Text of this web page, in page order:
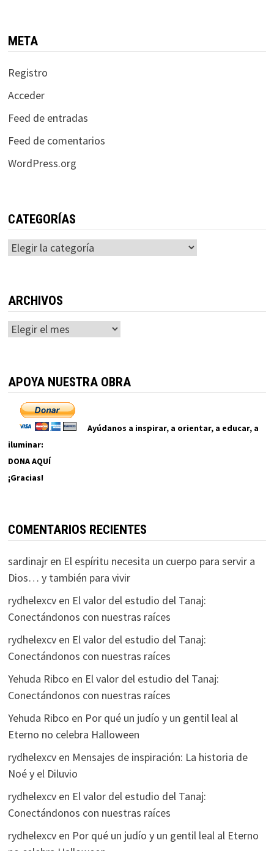
META
Registro
Acceder
Feed de entradas
Feed de comentarios
WordPress.org
CATEGORÍAS
Categorías
ARCHIVOS
Archivos
APOYA NUESTRA OBRA
Ayúdanos a inspirar, a orientar, a educar, a
iluminar:
DONA AQUÍ
¡Gracias!
COMENTARIOS RECIENTES
sardinajren El espíritu necesita un cuerpo para servir a
Dios… y también para vivir
rydhelexcven El valor del estudio del Tanaj:
Conectándonos con nuestras raíces
rydhelexcven El valor del estudio del Tanaj:
Conectándonos con nuestras raíces
Yehuda Ribco en El valor del estudio del Tanaj:
Conectándonos con nuestras raíces
Yehuda Ribco en Por qué un judío y un gentil leal al
Eterno no celebra Halloween
rydhelexcven Mensajes de inspiración: La historia de
Noé y el Diluvio
rydhelexcven El valor del estudio del Tanaj:
Conectándonos con nuestras raíces
rydhelexcven Por qué un judío y un gentil leal al Eterno